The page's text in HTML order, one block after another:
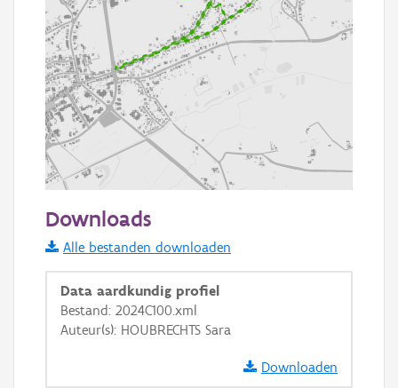
Informatie Vlaanderen
i
+ −
Downloads
Alle bestanden downloaden
Data aardkundig profiel
Bestand: 2024C100.xml
Auteur(s): HOUBRECHTS Sara
Downloaden